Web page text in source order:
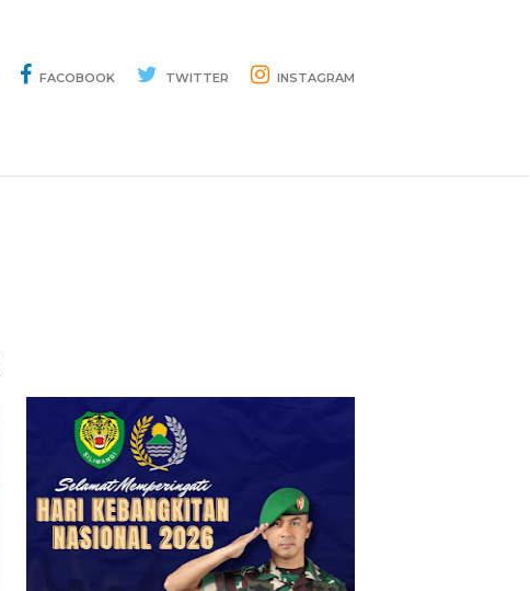
FACOBOOK TWITTER INSTAGRAM